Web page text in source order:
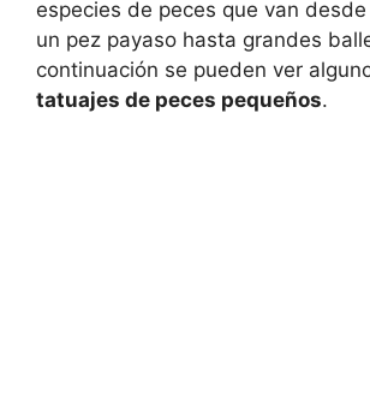
especies de peces que van
un pez payaso hasta grandes
continuación se pueden ver
tatuajes de peces pequeños.